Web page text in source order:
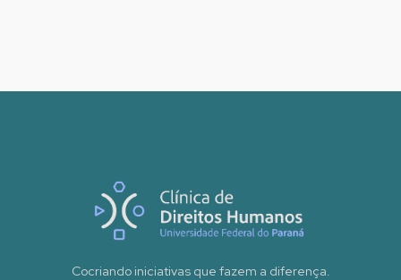
Cocriando iniciativas que fazem a diferença.